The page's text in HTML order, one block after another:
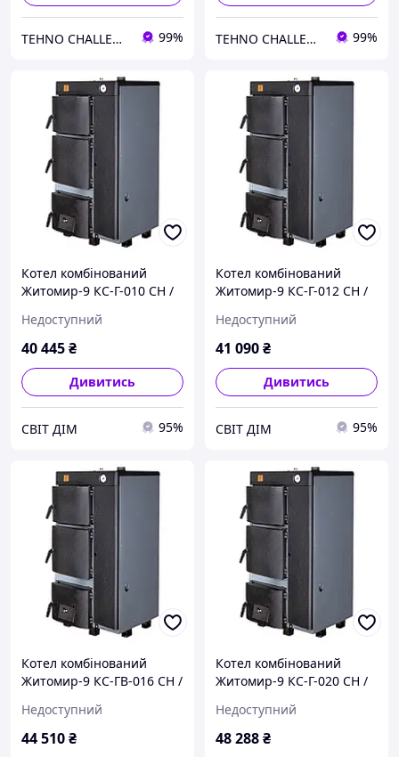
TEHNO CHALLENGE 99% TEHNO CHALLENGE 99%
Котел комбінований
Житомир-9 КС-Г-010 СН /
Недоступний
40 445₴
Дивитись
СВІТ ДІМ 95%
Котел комбінований
Житомир-9 КС-Г-012 СН /
Недоступний
41 090₴
Дивитись
СВІТ ДІМ 95%
Котел комбінований
Житомир-9 КС-ГВ-016 СН /
Недоступний
44 510₴
Котел комбінований
Житомир-9 КС-Г-020 СН /
Недоступний
48 288₴